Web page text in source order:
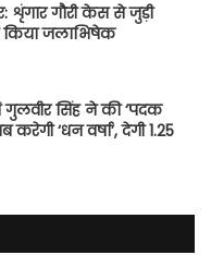
शृंगार गौरी केस से जुड़ी
किया जलाभिषेक
सिंह ने की ‘पदक
करेगी ‘धन वर्षा’, देगी 1.25